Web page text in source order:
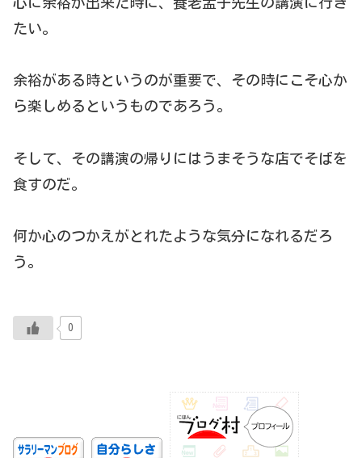
たい。
余裕がある時というのが重要で、その時にこそ心か
ら楽しめるというものであろう。
そして、その講演の帰りにはうまそうな店でそばを
食すのだ。
何か心のつかえがとれたような気分になれるだろ
う。
0